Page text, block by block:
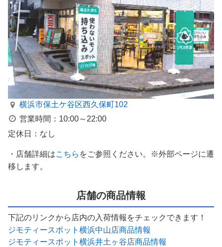
横浜市保土ケ谷区西久保町102
営業時間：10:00～22:00
定休日：なし
・店舗詳細はこちら をご参照ください。※外部ページに遷
移します。
店舗の商品情報
下記のリンクから店内の入荷情報をチェックできます！
ジモティースポット横浜中山店商品情報
ジモティースポット横浜井土ヶ谷店商品情報